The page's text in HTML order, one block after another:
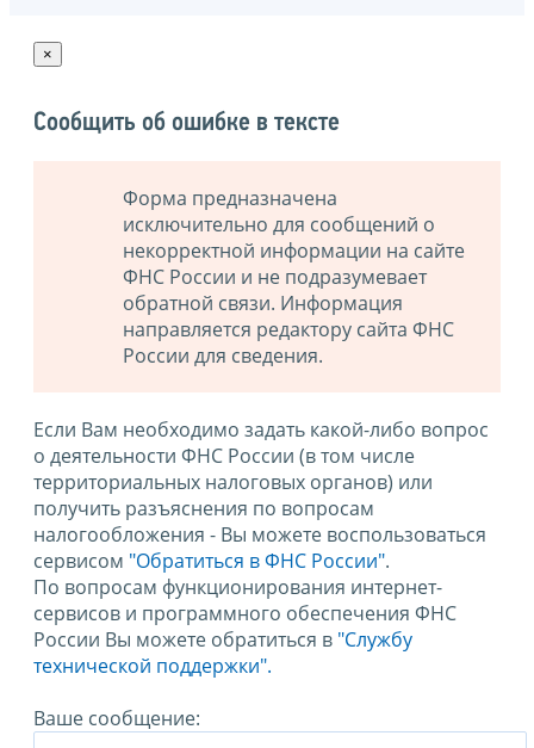
×
Сообщить об ошибке в тексте
Форма предназначена
исключительно для сообщений о
некорректной информации на сайте
ФНС России и не подразумевает
обратной связи. Информация
направляется редактору сайта ФНС
России для сведения.
Если Вам необходимо задать какой-либо вопрос
о деятельности ФНС России (в том числе
территориальных налоговых органов) или
получить разъяснения по вопросам
налогообложения - Вы можете воспользоваться
сервисом "Обратиться в ФНС России".
По вопросам функционирования интернет-
сервисов и программного обеспечения ФНС
России Вы можете обратиться в "Службу
технической поддержки".
Ваше сообщение: